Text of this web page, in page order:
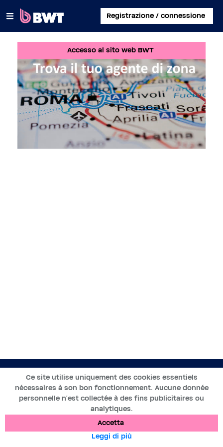
Registrazione / connessione
×
GESTISCI UN ACCOUNT UTENTE
REGISTRA UN KIT SENZA ACCOUNT
INFORMAZIONI SU BWT
Accesso al sito web BWT
IT
2019-2025 ©BWT by Wess Soft - Tutti i diritti riservati
Protezione dei datiCookiesInformazioni legali
Accetta
Ce site utilise uniquement des cookies essentiels
nécessaires à son bon fonctionnement. Aucune donnée
personnelle n’est collectée à des fins publicitaires ou
analytiques.
Leggi di più